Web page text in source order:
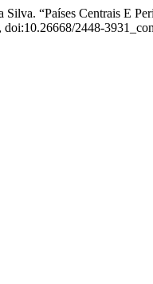
“Países Centrais E
doi:10.26668/2448-